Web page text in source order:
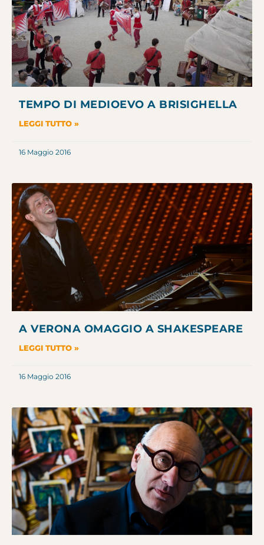
TEMPO DI MEDIOEVO A BRISIGHELLA
LEGGI TUTTO »
16 Maggio 2016
A VERONA OMAGGIO A SHAKESPEARE
LEGGI TUTTO »
16 Maggio 2016